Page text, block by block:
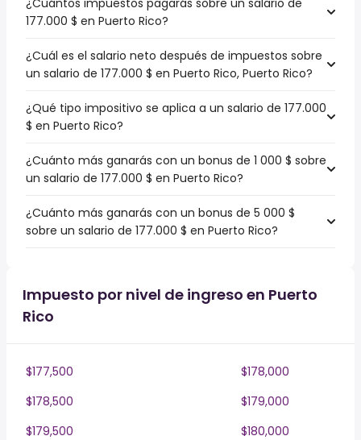
¿Cuántos impuestos pagarás sobre un salario de
177.000 $ en Puerto Rico?
¿Cuál es el salario neto después de impuestos sobre
un salario de 177.000 $ en Puerto Rico, Puerto Rico?
¿Qué tipo impositivo se aplica a un salario de 177.000
$ en Puerto Rico?
¿Cuánto más ganarás con un bonus de 1 000 $ sobre
un salario de 177.000 $ en Puerto Rico?
¿Cuánto más ganarás con un bonus de 5 000 $
sobre un salario de 177.000 $ en Puerto Rico?
Impuesto por nivel de ingreso en Puerto
Rico
$177,500
$178,000
$178,500
$179,000
$179,500
$180,000